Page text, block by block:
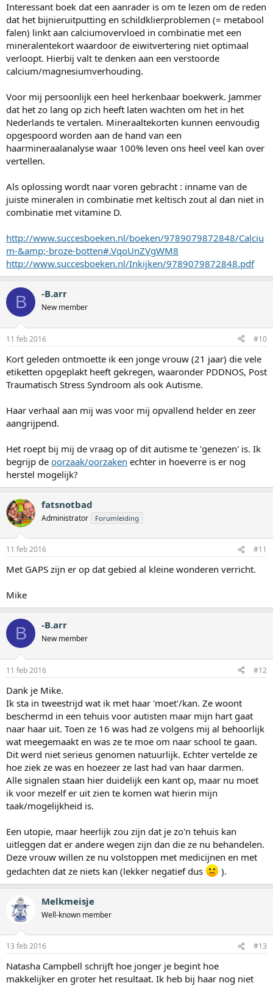
Interessant boek dat een aanrader is om te lezen om de reden
dat het bijnieruitputting en schildklierproblemen (= metabool
falen) linkt aan calciumovervloed in combinatie met een
mineralentekort waardoor de eiwitvertering niet optimaal
verloopt. Hierbij valt te denken aan een verstoorde
calcium/magnesiumverhouding.
Voor mij persoonlijk een heel herkenbaar boekwerk. Jammer
dat het zo lang op zich heeft laten wachten om het in het
Nederlands te vertalen. Mineraaltekorten kunnen eenvoudig
opgespoord worden aan de hand van een
haarmineraalanalyse waar 100% leven ons heel veel kan over
vertellen.
Als oplossing wordt naar voren gebracht : inname van de
juiste mineralen in combinatie met keltisch zout al dan niet in
combinatie met vitamine D.
http://www.succesboeken.nl/boeken/9789079872848/Calciu
m-&amp;-broze-botten#.VqoUnZVgWM8
http://www.succesboeken.nl/Inkijken/9789079872848.pdf
B -B.arr
New member
11 feb 2016 #10
Kort geleden ontmoette ik een jonge vrouw (21 jaar) die vele
etiketten opgeplakt heeft gekregen, waaronder PDDNOS, Post
Traumatisch Stress Syndroom als ook Autisme.
Haar verhaal aan mij was voor mij opvallend helder en zeer
aangrijpend.
Het roept bij mij de vraag op of dit autisme te 'genezen' is. Ik
begrijp de oorzaak/oorzaken echter in hoeverre is er nog
herstel mogelijk?
fatsnotbad
Administrator Forumleiding
11 feb 2016 #11
Met GAPS zijn er op dat gebied al kleine wonderen verricht.
Mike
B -B.arr
New member
11 feb 2016 #12
Dank je Mike.
Ik sta in tweestrijd wat ik met haar 'moet'/kan. Ze woont
beschermd in een tehuis voor autisten maar mijn hart gaat
naar haar uit. Toen ze 16 was had ze volgens mij al behoorlijk
wat meegemaakt en was ze te moe om naar school te gaan.
Dit werd niet serieus genomen natuurlijk. Echter vertelde ze
hoe ziek ze was en hoezeer ze last had van haar darmen.
Alle signalen staan hier duidelijk een kant op, maar nu moet
ik voor mezelf er uit zien te komen wat hierin mijn
taak/mogelijkheid is.
Een utopie, maar heerlijk zou zijn dat je zo'n tehuis kan
uitleggen dat er andere wegen zijn dan die ze nu behandelen.
Deze vrouw willen ze nu volstoppen met medicijnen en met
gedachten dat ze niets kan (lekker negatief dus
).
Melkmeisje
Well-known member
13 feb 2016 #13
Natasha Campbell schrijft hoe jonger je begint hoe
makkelijker en groter het resultaat. Ik heb bij haar nog niet